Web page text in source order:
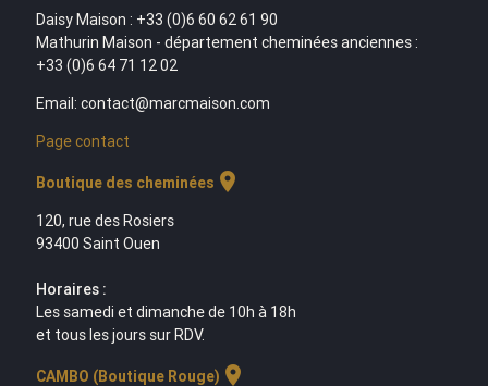
Daisy Maison : +33 (0)6 60 62 61 90
Mathurin Maison - département cheminées anciennes :
+33 (0)6 64 71 12 02
Email: contact@marcmaison.com
Page contact
Boutique des cheminées location_on
120, rue des Rosiers
93400 Saint Ouen
Horaires :
Les samedi et dimanche de 10h à 18h
et tous les jours sur RDV.
CAMBO (Boutique Rouge) location_on